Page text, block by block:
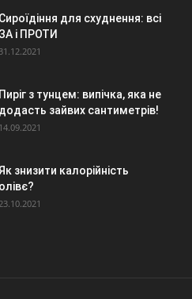
Сироїдіння для схуднення: всі
ЗА і ПРОТИ
Пиріг з тунцем: випічка, яка не
додасть зайвих сантиметрів!
14.09.2021
Як знизити калорійність
олівє?